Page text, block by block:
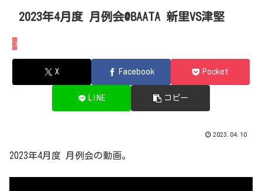
2023年4月度 月例会@BAATA 新里VS津堅
大会動画
X Facebook Pocket
LINE コピー
2023.04.10
2023年4月度 月例会の動画。